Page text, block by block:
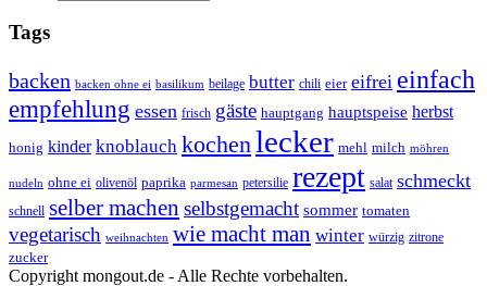
Tags
backen backen ohne ei basilikum beilage butter chili eier eifrei einfach
empfehlung essen frisch gäste hauptgang hauptspeise herbst
honig kinder knoblauch kochen lecker mehl milch möhren
nudeln ohne ei olivenöl paprika parmesan petersilie rezept salat schmeckt
schnell selber machen selbstgemacht sommer tomaten
vegetarisch weihnachten wie macht man winter würzig zitrone
zucker
Copyright mongout.de - Alle Rechte vorbehalten.